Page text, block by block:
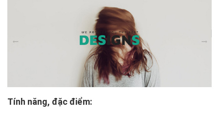
Tính năng, đặc điểm: